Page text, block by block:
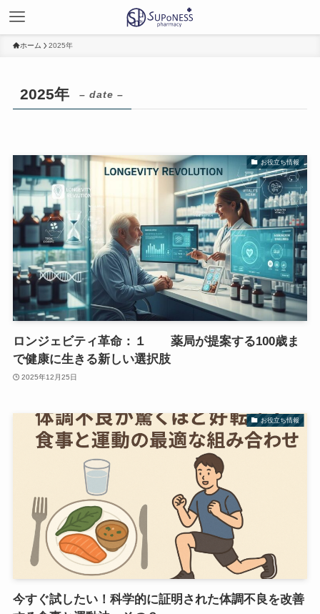
ホーム 2025年
2025年 – date –
お役立ち情報
ロンジェビティ革命：１ 薬局が提案する100歳ま
で健康に生きる新しい選択肢
2025年12月25日
お役立ち情報
今すぐ試したい！科学的に証明された体調不良を改善